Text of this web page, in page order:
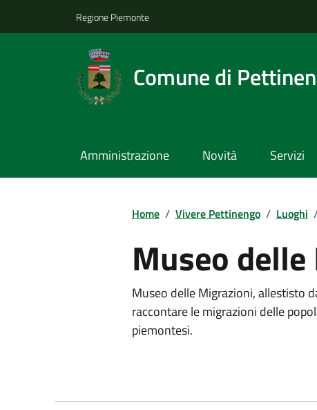
Regione Piemonte
Comune di
Amministrazione Novità Servizi
Home / Vivere Pettinengo / Luoghi
Museo
Museo delle Migrazioni, allestisto
raccontare le migrazioni delle
piemontesi.